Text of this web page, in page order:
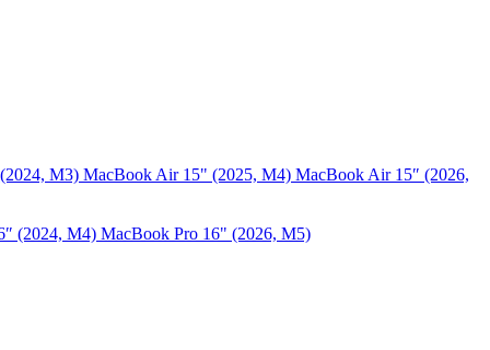
M3) MacBook Air 15" (2025, M4) MacBook Air 15″ (2026,
(2024, M4) MacBook Pro 16" (2026, M5)